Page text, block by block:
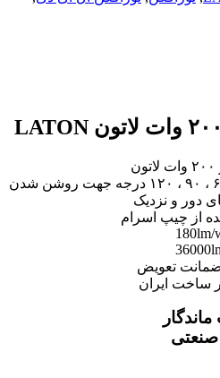
استفاده شده از لنز های ۳۰، ۶۰ ، ۹۰ ، ۱۲۰ درجه جهت روشن شدن
دور و نزدیک
از چیپ اسرام
180lm/
ساخت ایران
صنعتی